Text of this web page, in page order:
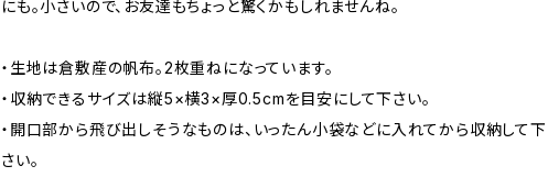
にも。小さいので、お友達もちょっと驚くかもしれませんね。
・生地は倉敷産の帆布。2枚重ねになっています。
・収納できるサイズは縦5×横3×厚0.5cmを目安にして下さい。
・開口部から飛び出しそうなものは、いったん小袋などに入れてから収納して下
さい。